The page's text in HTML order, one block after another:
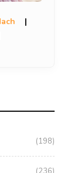
|
(198)